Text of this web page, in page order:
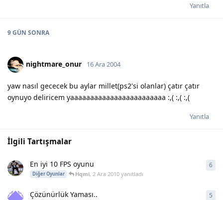
Yanıtla
9 GÜN SONRA
nightmare_onur 16 Ara 2004
yaw nasıl gececek bu aylar millet(ps2'si olanlar) çatır çatır
oynuyo deliricem yaaaaaaaaaaaaaaaaaaaaaaaa :,( :,( :,(
Yanıtla
İlgili Tartışmalar
En iyi 10 FPS oyunu
Diğer Oyunlar Hqmi,2 Ara 2010 yanıtladı
6
Çözünürlük Yaması.. 5